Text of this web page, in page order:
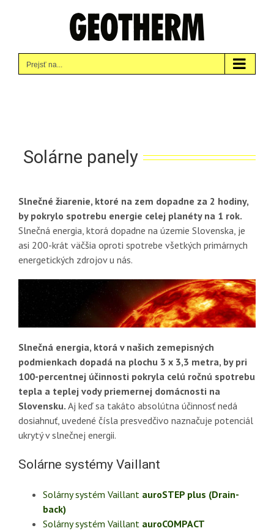
Prejsť na...
Solárne panely
Slnečné žiarenie, ktoré na zem dopadne za 2 hodiny,
by pokrylo spotrebu energie celej planéty na 1 rok.
Slnečná energia, ktorá dopadne na územie Slovenska, je
asi 200-krát väčšia oproti spotrebe všetkých primárnych
energetických zdrojov u nás.
Slnečná energia, ktorá v našich zemepisných
podmienkach dopadá na plochu 3 x 3,3 metra, by pri
100-percentnej účinnosti pokryla celú ročnú spotrebu
tepla a teplej vody priemernej domácnosti na
Slovensku. Aj keď sa takáto absolútna účinnosť nedá
dosiahnuť, uvedené čísla presvedčivo naznačuje potenciál
ukrytý v slnečnej energii.
Solárne systémy Vaillant
Solárny systém Vaillant auroSTEP plus (Drain-
back)
Solárny systém Vaillant auroCOMPACT